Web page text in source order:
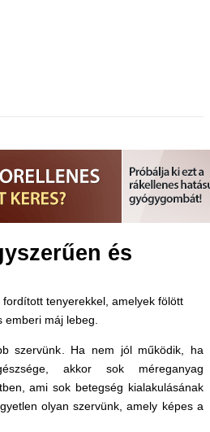
és
szervünk. Ha nem jól működik, ha
akkor sok méreganyag
ami sok betegség kialakulásának
olyan szervünk, amely képes a